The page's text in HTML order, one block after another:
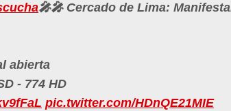
🎤🎤 Cercado de Lima:
abierta
- 774 HD
pic.twitter.com/HDnQE21MIE